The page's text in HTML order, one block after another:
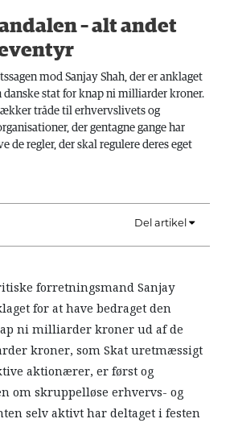
– alt andet
mod Sanjay Shah, der er anklaget
danske stat for knap ni milliarder kroner.
tråde til erhvervslivets og
der gentagne gange har
de regler, der skal regulere deres eget
Del artikel
forretningsmand Sanjay
for at have bedraget den
ni milliarder kroner ud af de
kroner, som Skat uretmæssigt
aktionærer, er først og
om skruppelløse erhvervs- og
selv aktivt har deltaget i festen